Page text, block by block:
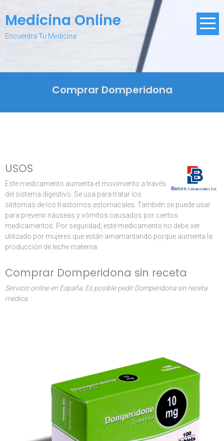
content
Medicina Online
Encuentra Tu Medicina
Comprar Domperidona
USOS
Este medicamento aumenta el movimiento a través
del sistema digestivo. Se usa para tratar los
síntomas de los trastornos estomacales. También se puede usar
para prevenir náuseas y vómitos causados por ciertos
medicamentos. Por seguridad, este medicamento no debe ser
utilizado por mujeres que están amamantando porque aumenta la
producción de leche materna.
Comprar Domperidona sin receta
Servicio online en España: Es posible pedir Domperidona sin receta
médica.